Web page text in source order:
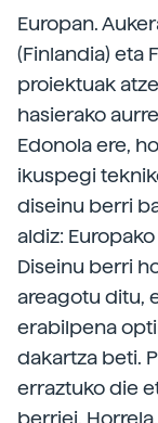
Europan.
(Finlandia) eta
proiektuak
hasierako
Edonola ere,
ikuspegi
diseinu berri
aldiz:
Diseinu berri
areagotu ditu,
erabilpena
dakartza beti.
erraztuko die
berriei.